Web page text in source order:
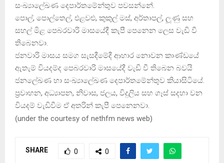
සංඛ්‍යාලේඛණ දෙපාර්තමේන්තුව පවසන්නේ.
පොල්, පොල්තෙල්, එළවළු, කුකුල් මස්, අර්තාපල්, ලූණු සහ
සහල් මිළ පෙබරවාරි මාසයේදී කැපී පෙනෙන ලෙස වැඩි වී
තිබෙනවා.
ජනවාරි මාසය සමග සැසදීමේදී ආහාර නොවන කාණ්ඩයේ
ඇතැම් වියදම්ද පෙබරවාරි මාසයේදී වැඩි වී තිබෙන බවයි
ජනලේඛණ හා සංඛ්‍යාලේඛණ දෙපාර්තමේන්තුව කියාසිටියේ.
ප‍්‍රවාහන, අධ්‍යාපන, නිවාස, ජලය, විදුලිය සහ ගෑස් සදහා වන
වියදම් වැඩිවීම ඒ අතරින් කැපී පෙනෙනවා.
(under the courtesy of nethfm news web)
SHARE 0 0